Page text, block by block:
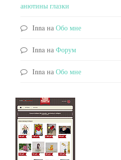
анютины глазки
Inna на Обо мне
Inna на Форум
Inna на Обо мне